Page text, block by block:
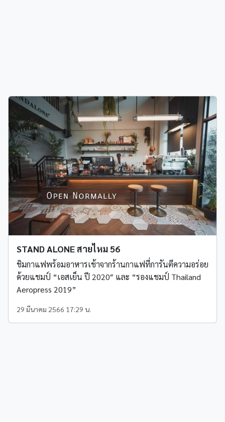
STAND ALONE สายไหม 56
ชิมกาแฟพร้อมอาหารเช้าจากร้านกาแฟที่การันตีความอร่อย​
ด้วยแชมป์ “เอสเย็น​ ปี​ 2020″​ และ “รองแชมป์​ Thailand​
Aeropress​ 2019”
29 มีนาคม 2566 17:29 น.